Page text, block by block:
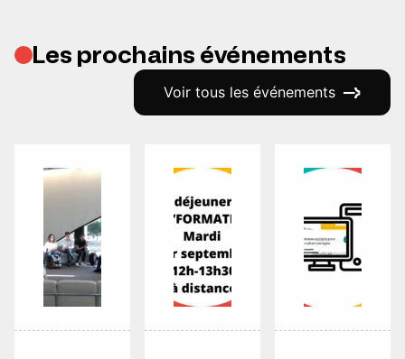
Les prochains événements
Voir tous les événements